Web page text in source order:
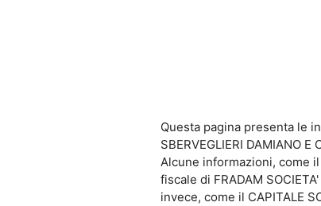
Questa pagina presenta le
SBERVEGLIERI DAMIANO E
Alcune informazioni, come il
fiscale di FRADAM
invece, come il CAPITALE